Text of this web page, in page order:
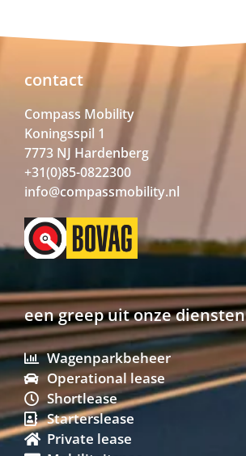
contact
Compass Mobility
Koningsspil 1
7773 NJ Hardenberg
+31(0)85-0822300
info@compassmobility.nl
een greep uit onze diensten
Wagenparkbeheer
Operational lease
Shortlease
Starterslease
Private lease